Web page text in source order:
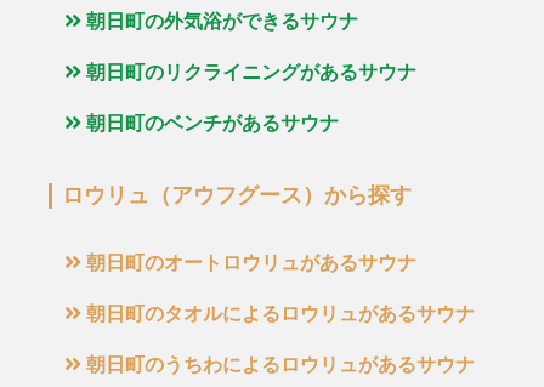
朝日町の外気浴ができるサウナ
朝日町のリクライニングがあるサウナ
朝日町のベンチがあるサウナ
ロウリュ（アウフグース）から探す
朝日町のオートロウリュがあるサウナ
朝日町のタオルによるロウリュがあるサウナ
朝日町のうちわによるロウリュがあるサウナ